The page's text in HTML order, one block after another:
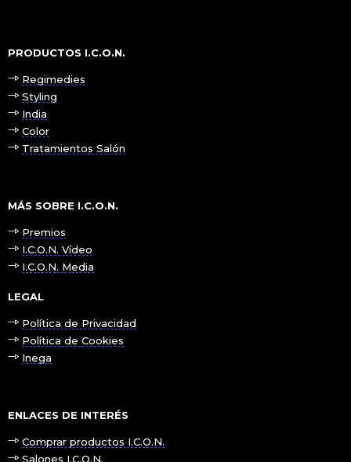
PRODUCTOS I.C.O.N.
Regimedies
Styling
India
Color
Tratamientos Salón
MÁS SOBRE I.C.O.N.
Premios
I.C.O.N. Vídeo
I.C.O.N. Media
LEGAL
Política de Privacidad
Política de Cookies
Inega
ENLACES DE INTERÉS
Comprar productos I.C.O.N.
Salones I.C.O.N.